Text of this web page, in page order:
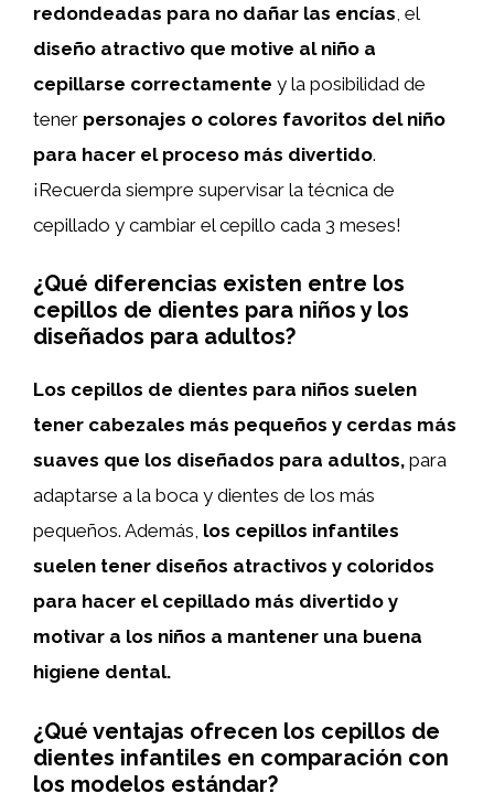
redondeadas para no dañar las encías , el
diseño atractivo que motive al niño a
cepillarse correctamente y la posibilidad de
tener personajes o colores favoritos del niño
para hacer el proceso más divertido.
¡Recuerda siempre supervisar la técnica de
cepillado y cambiar el cepillo cada 3 meses!
¿Qué diferencias existen entre los
cepillos de dientes para niños y los
diseñados para adultos?
Los cepillos de dientes para niños suelen
tener cabezales más pequeños y cerdas más
suaves que los diseñados para adultos, para
adaptarse a la boca y dientes de los más
pequeños. Además, los cepillos infantiles
suelen tener diseños atractivos y coloridos
para hacer el cepillado más divertido y
motivar a los niños a mantener una buena
higiene dental.
¿Qué ventajas ofrecen los cepillos de
dientes infantiles en comparación con
los modelos estándar?